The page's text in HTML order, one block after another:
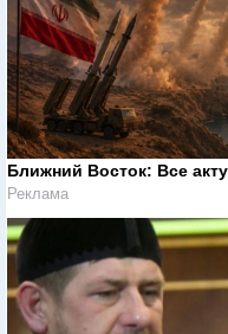
Ближний Восток: Все
Реклама